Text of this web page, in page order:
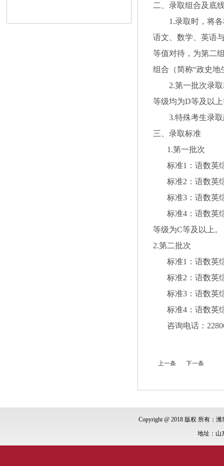
二、录取组合及底
1.录取时，将各
语文、数学、英语
等值对待，为第二
组合（简称“政史地
2.第一批次录取
等级均为D等及以
3.特殊考生录取
三、录取标准
1.第一批次
标准1：语数英综
标准2：语数英综
标准3：语数英综
标准4：语数英综
等级为C等及以上。
2.第二批次
标准1：语数英综
标准2：语数英综
标准3：语数英综
标准4：语数英综
咨询电话：
上一条 下一条
Copyright @ 2018 版权 所有：
地址：山